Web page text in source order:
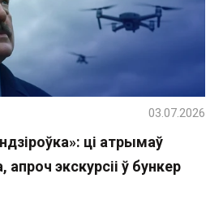
ці атрымаў
экскурсіі ў бункер
03.07.2026